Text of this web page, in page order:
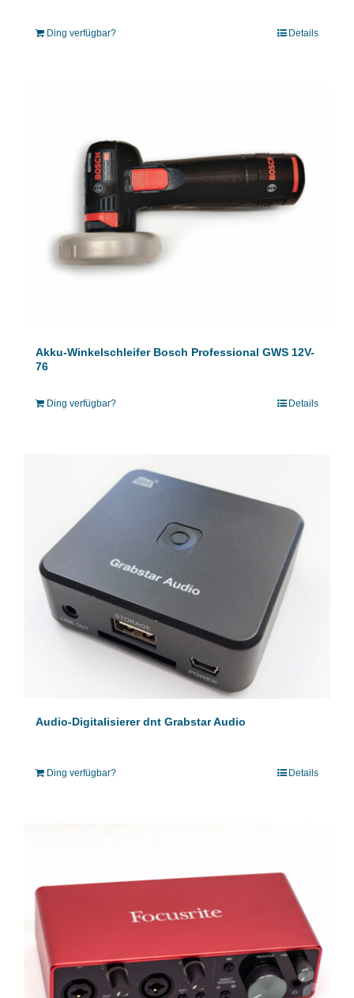
Ding verfügbar? Details
Akku-Winkelschleifer Bosch Professional GWS 12V-
76
Ding verfügbar? Details
Audio-Digitalisierer dnt Grabstar Audio
Ding verfügbar? Details